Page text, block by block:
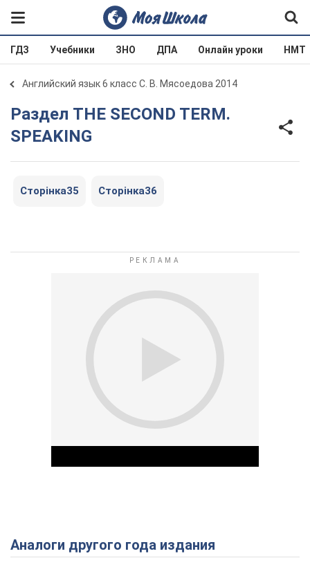
ГДЗ Учебники ЗНО ДПА Онлайн уроки НМТ
Английский язык 6 класс С. В. Мясоедова 2014
Раздел THE SECOND TERM.
SPEAKING
Сторінка35 Сторінка36
Play Video
Аналоги другого года издания